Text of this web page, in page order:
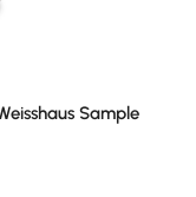
5 Sternen
Sample